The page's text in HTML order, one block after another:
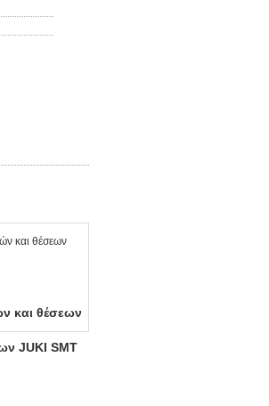
και θέσεων
και θέσεων
JUKI SMT